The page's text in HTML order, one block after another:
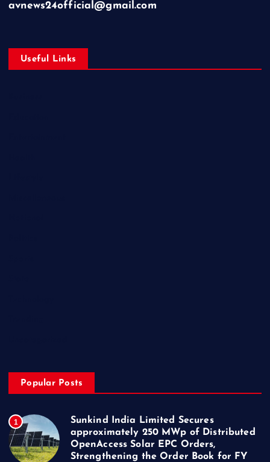
avnews24official@gmail.com
Useful Links
Popular Posts
1
Sunkind India Limited Secures
approximately 250 MWp of Distributed
OpenAccess Solar EPC Orders,
Strengthening the Order Book for FY